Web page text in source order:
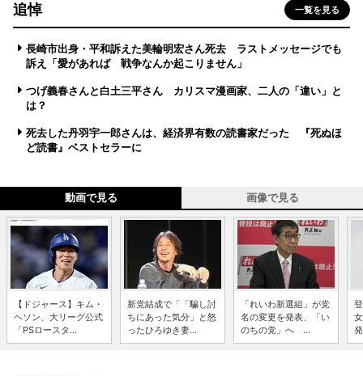
追悼 一覧を見る
長崎市出身・平和訴えた美輪明宏さん死去 ラストメッセージでも
訴え「愛があれば 戦争なんか起こりません」
つげ義春さんと白土三平さん カリスマ漫画家、二人の「違い」と
は？
死去した丹羽宇一郎さんは、経済界有数の読書家だった 『死ぬほ
ど読書』ベストセラーに
動画で見る 画像で見る
【ドジャース】キム・
ヘソン、大リーグ公式
「PSロースタ...
新党結成で「「騙し討
ちにあった気分」と怒
ったひろゆき妻...
「れいわ新選組」が党
名の変更を発表、「い
のちの党」へ ...